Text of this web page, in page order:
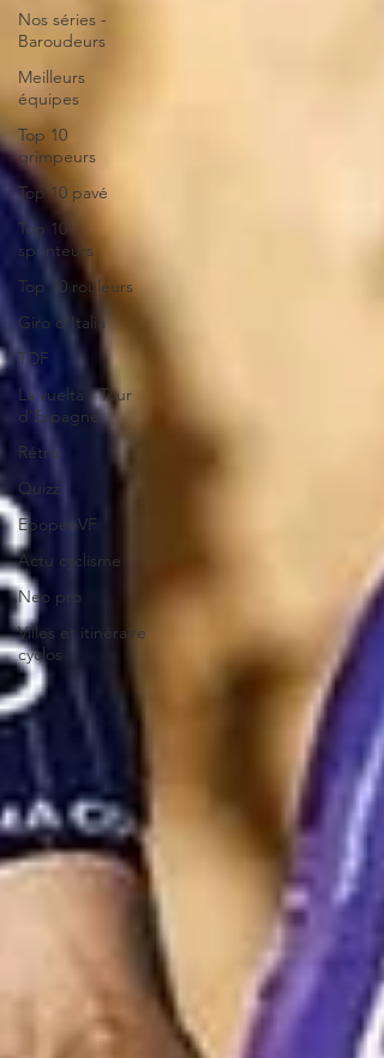
Nos séries -
Baroudeurs
Meilleurs
équipes
Top 10
grimpeurs
Top 10 pavé
Top 10
sprinteurs
Top 10 rouleurs
Giro d'Italia
TDF
La vuelta / Tour
d'Espagne
Rétro
Quizz
EpopeeVF
Actu cyclisme
Neo pro
Villes et itinéraire
cyclos